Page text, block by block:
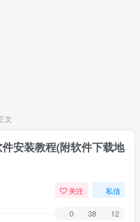
文
安装教程(附软件下载地
关注 私信
0 38 12